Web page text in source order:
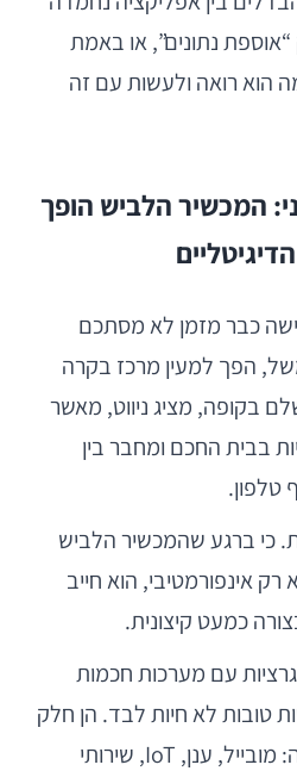
נתונים”, או באמת
הוא רואה ולעשות עם זה
המכשיר הלביש הופך
כבר מזמן לא מסתכם
הפך למעין מרכז בקרה
בקופה, מציג ניווט, מאשר
בבית החכם ומחבר בין
טלפון.
כי ברגע שהמכשיר הלביש
אינפורמטיבי, הוא חייב
כמעט קיצונית.
עם מערכות חכמות
טובות לא חיות לבד. הן חלק
ממערכת אקולוגית שלמה: מובייל, ענן, IoT, שירותי